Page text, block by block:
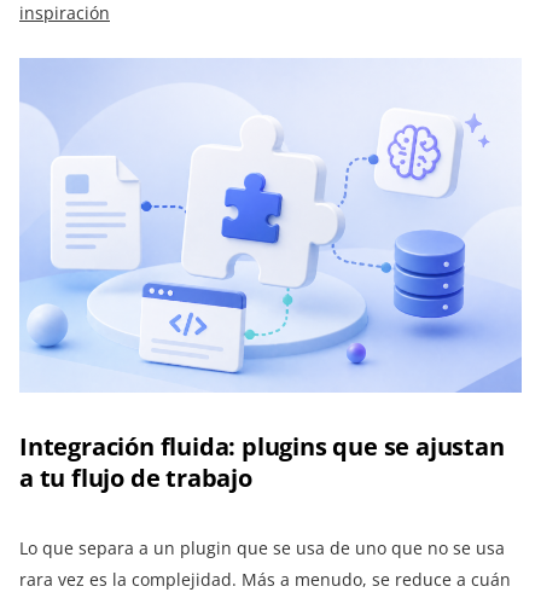
inspiración
Integración fluida: plugins que se ajustan
a tu flujo de trabajo
Lo que separa a un plugin que se usa de uno que no se usa
rara vez es la complejidad. Más a menudo, se reduce a cuán